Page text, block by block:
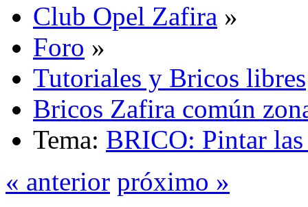
Club Opel Zafira »
Foro »
Tutoriales y Bricos libres
Bricos Zafira común
Tema: BRICO: Pintar
« anterior próximo »